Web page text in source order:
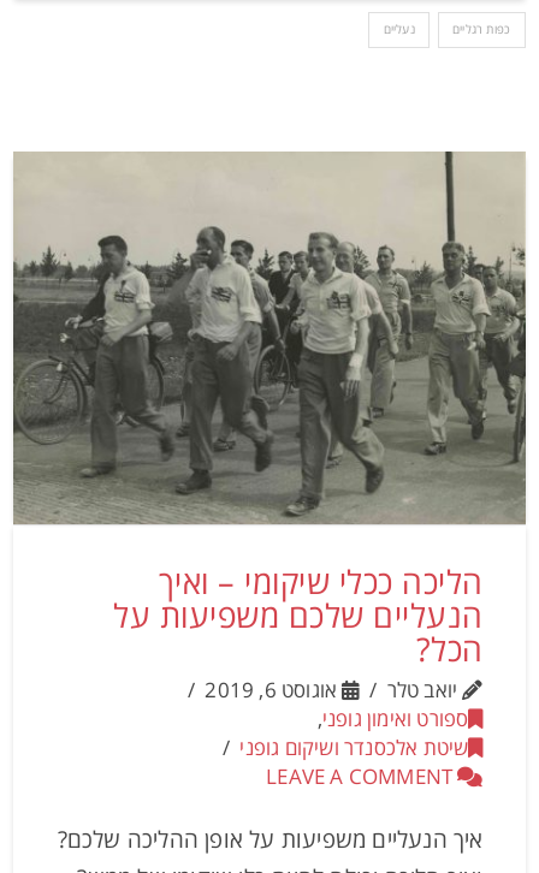
כפות רגליים נעליים
הליכה ככלי שיקומי – ואיך
הנעליים שלכם משפיעות על
הכל?
יואב טלר
אוגוסט 6, 2019
ספורט ואימון גופני,
שיטת אלכסנדר ושיקום גופני
LEAVE A COMMENT
איך הנעליים משפיעות על אופן ההליכה שלכם?